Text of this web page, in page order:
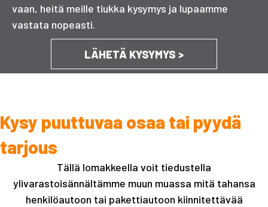
vaan, heitä meille tiukka kysymys ja lupaamme
vastata nopeasti.
LÄHETÄ KYSYMYS >
Kysy puuttuvaa osaa tai pyydä
tarjous
Tällä lomakkeella voit tiedustella
ylivarastoisännältämme muun muassa mitä tahansa
henkilöautoon tai pakettiautoon kiinnitettävää